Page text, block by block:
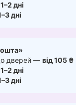
1–2 дні
дні
дверей — від 105 ₴
1–2 дні
дні